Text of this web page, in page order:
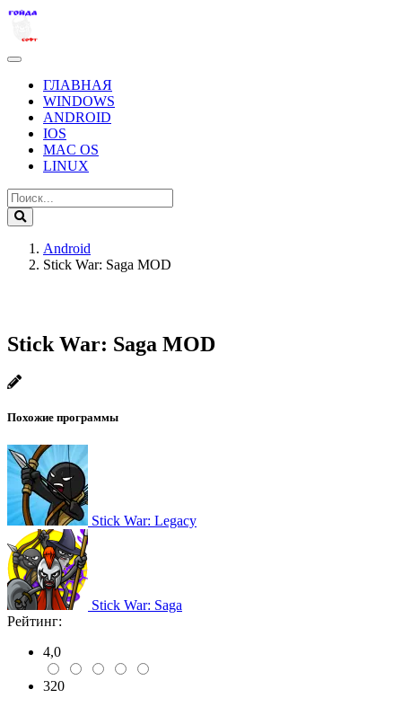
ГЛАВНАЯ
WINDOWS
ANDROID
IOS
MAC OS
LINUX
Android
Stick War: Saga MOD
Stick War: Saga MOD
Похожие программы
Stick War: Legacy
Stick War: Saga
Рейтинг:
4,0
320